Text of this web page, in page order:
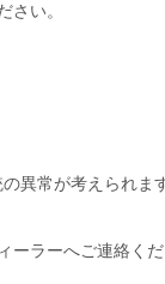
さい。
異常が考えられます
ーラーへご連絡くだ